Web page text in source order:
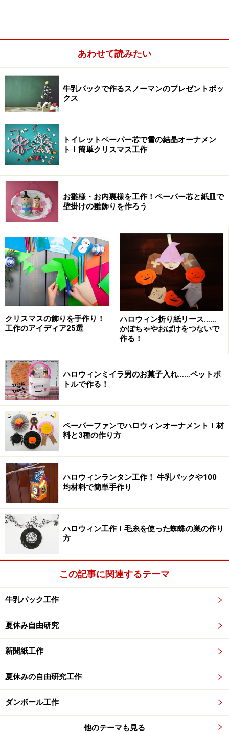
水とPVA洗濯のりを混ぜ合わせるよ
2.ホウ砂水を作ります。ぬるま湯50mlにホウ砂5gを入れ
ホウ砂は子どもだけでは使わないようにしましょう
健栄製薬 ホウ砂(結晶)P 50g
3.[1]にホウ砂水を入れ素早くかき混ぜます。この時クラ
ッシュホロも入れていきましょう。
クラッシュホロを入れてかき混ぜよう！
4.スプーンですくえる固さになってきたら、キラキラス
ライムの完成です。
ボウルにくっつかなくなるまで混ぜてね
5.ペットボトル1本の中に、キラキラのスライムを入れま
す。
どんどんスライム投入！
6.キラキラのスライムを入れたら、ペットボトル2本を合
わせ、ビニールテープでしっかりと止めます。
ビニールテープでしっかり止めてね！
7.ビニールテープを切って、髪の毛やまゆ毛、鼻、口を
になっていない場合は、木工用ボンドで貼ってくださ
い）
ビニールテープで顔のパーツを作ろう！
8.もう1本のペットボトルにも、顔を作って貼ります。
あわせて読みたい
牛乳パックで作るスノーマンのプレゼントボッ
クス
トイレットペーパー芯で雪の結晶オーナメン
ト！簡単クリスマス工作
お雛様・お内裏様を工作！ペーパー芯と紙皿で
壁掛けの雛飾りを作ろう
クリスマスの飾りを手作り！
工作のアイディア25選
ハロウィン折り紙リース……
かぼちゃやおばけをつないで
作る！
ハロウィンミイラ男のお菓子入れ……ペットボ
トルで作る！
ペーパーファンでハロウィンオーナメント！材
料と3種の作り方
ハロウィンランタン工作！ 牛乳パックや100
均材料で簡単手作り
ハロウィン工作！毛糸を使った蜘蛛の巣の作り
方
この記事に関連するテーマ
牛乳パック工作
夏休み自由研究
新聞紙工作
夏休みの自由研究工作
ダンボール工作
他のテーマも見る